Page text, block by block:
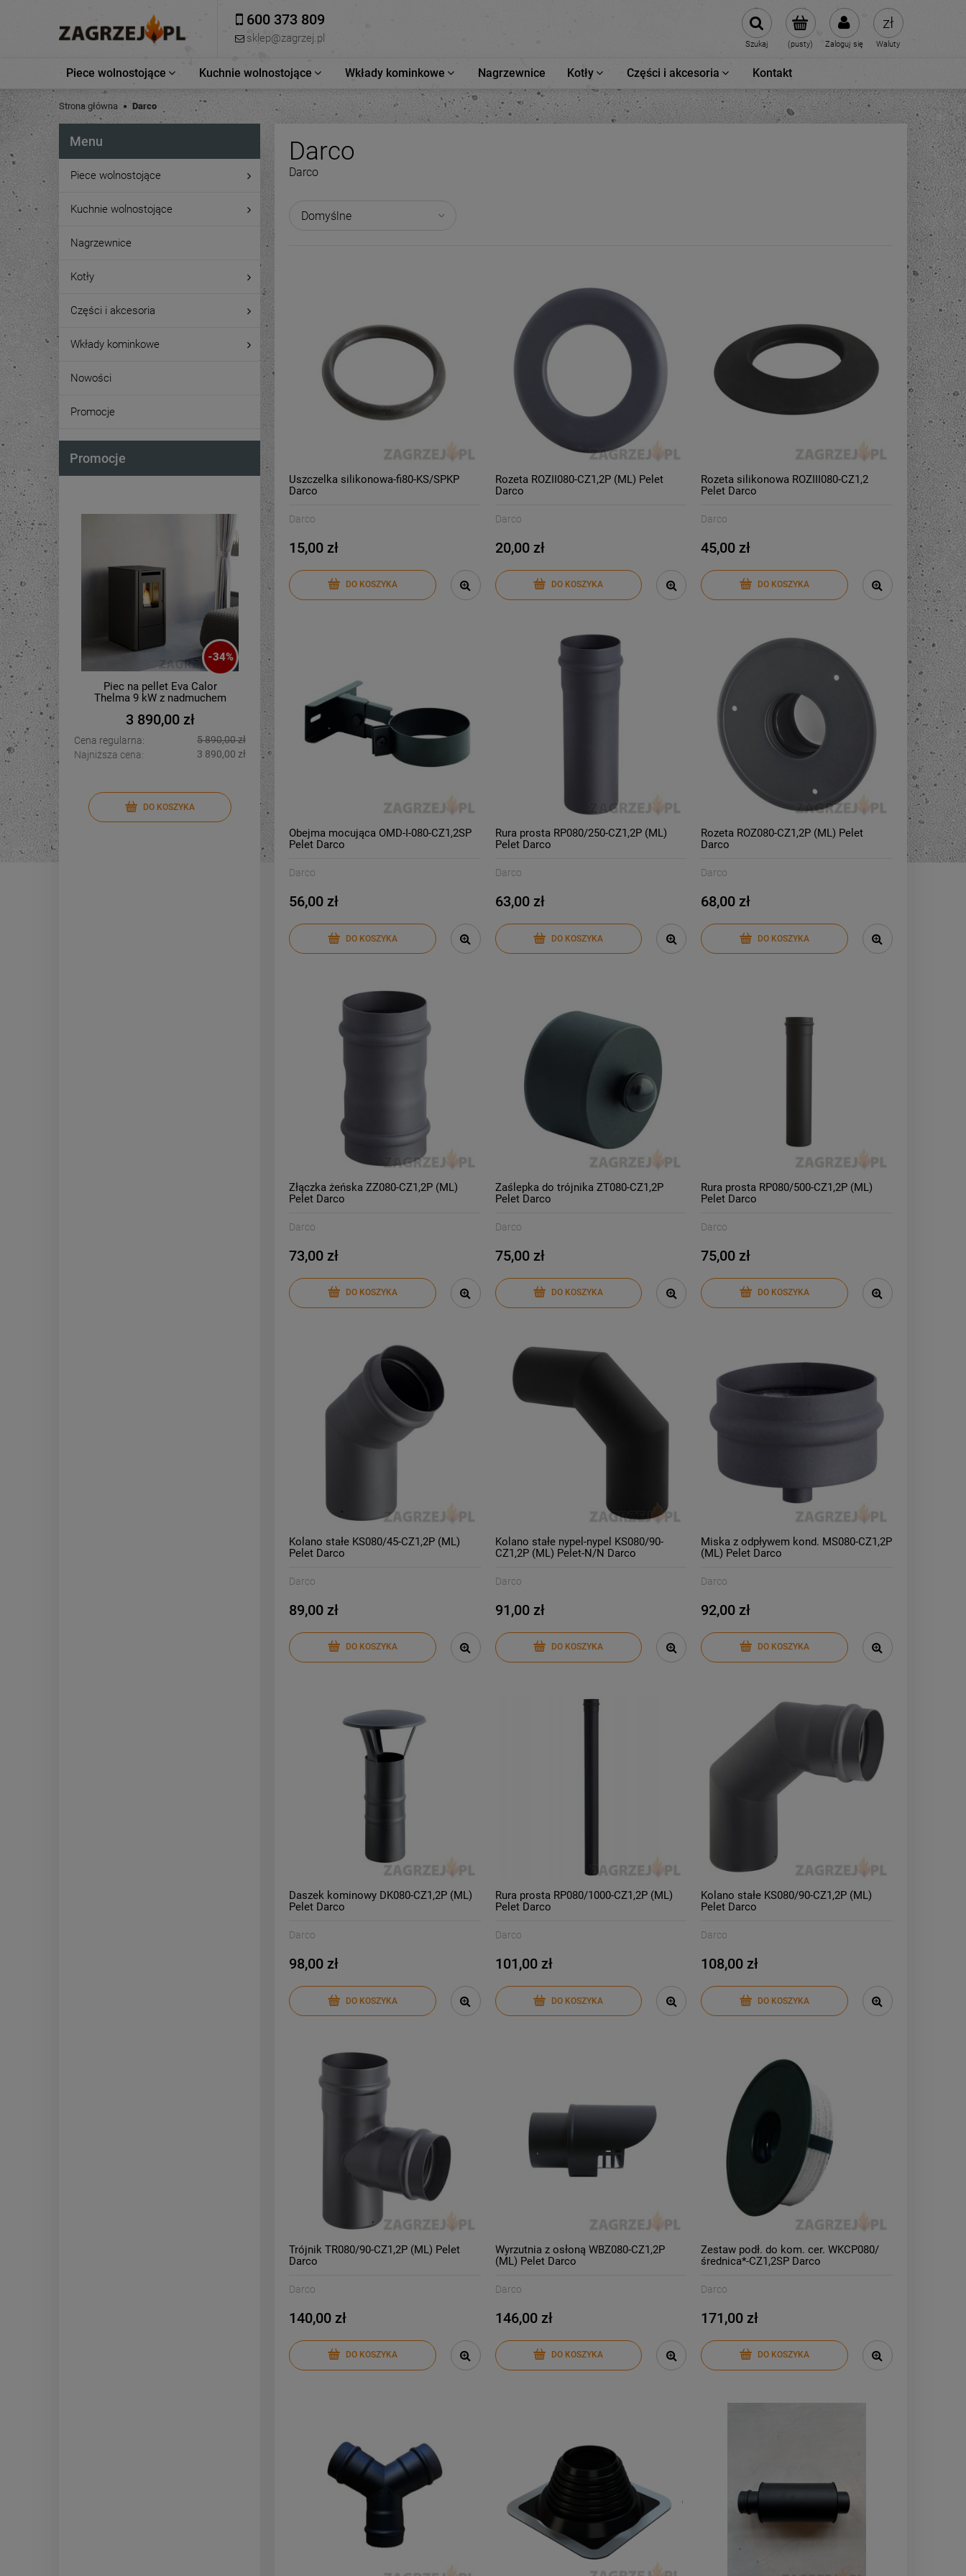
600 373 809
sklep@zagrzej.pl (pusty) Zaloguj się
Szukaj Waluty
Piece wolnostojące Kuchnie wolnostojące Wkłady kominkowe Nagrzewnice Kotły Części i akcesoria Kontakt
Strona główna Darco
Menu
Piece wolnostojące
Kuchnie wolnostojące
Nagrzewnice
Kotły
Części i akcesoria
Wkłady kominkowe
Nowości
Promocje
Promocje
-34%
Piec na pellet Eva Calor
Thelma 9 kW z nadmuchem
3 890,00 zł
Cena regularna:
5 890,00 zł
Najniższa cena:
3 890,00 zł
DO KOSZYKA
Piec na pellet Eva Calor Viola
11 kW
9 390,00 zł
Cena regularna:
12 390,00 zł
DO KOSZYKA
40
Piec na pellet Eva Calor
DO KOSZYKA
%
Piec na pellet Eva Calor Alina
9 990,00 zł
Cena regularna:
14 990,00 zł
Najniższa cena:
8 990,00 zł
DO KOSZYKA
Darco
Darco
Uszczelka silikonowa-fi80-KS/SPKP
Darco
Darco
15,00 zł
DO KOSZYKA
Rozeta ROZII080-CZ1,2P (ML) Pelet
Darco
Darco
20,00 zł
DO KOSZYKA
Rozeta silikonowa ROZIII080-CZ1,2
Pelet Darco
Darco
45,00 zł
DO KOSZYKA
Obejma mocująca OMD-I-080-CZ1,2SP
Pelet Darco
Darco
56,00 zł
DO KOSZYKA
Rura prosta RP080/250-CZ1,2P (ML)
Pelet Darco
Darco
63,00 zł
DO KOSZYKA
Rozeta ROZ080-CZ1,2P (ML) Pelet
Darco
Darco
68,00 zł
DO KOSZYKA
Złączka żeńska ZZ080-CZ1,2P (ML)
Pelet Darco
Darco
73,00 zł
DO KOSZYKA
Zaślepka do trójnika ZT080-CZ1,2P
Pelet Darco
Darco
75,00 zł
DO KOSZYKA
Rura prosta RP080/500-CZ1,2P (ML)
Pelet Darco
Darco
75,00 zł
DO KOSZYKA
Kolano stałe KS080/45-CZ1,2P (ML)
Pelet Darco
Darco
89,00 zł
DO KOSZYKA
Kolano stałe nypel-nypel KS080/90-
CZ1,2P (ML) Pelet-N/N Darco
Darco
91,00 zł
DO KOSZYKA
Miska z odpływem kond. MS080-CZ1,2P
(ML) Pelet Darco
Darco
92,00 zł
DO KOSZYKA
Daszek kominowy DK080-CZ1,2P (ML)
Pelet Darco
Darco
98,00 zł
DO KOSZYKA
Rura prosta RP080/1000-CZ1,2P (ML)
Pelet Darco
Darco
101,00 zł
DO KOSZYKA
Kolano stałe KS080/90-CZ1,2P (ML)
Pelet Darco
Darco
108,00 zł
DO KOSZYKA
Trójnik TR080/90-CZ1,2P (ML) Pelet
Darco
Darco
140,00 zł
DO KOSZYKA
Wyrzutnia z osłoną WBZ080-CZ1,2P
(ML) Pelet Darco
Darco
146,00 zł
DO KOSZYKA
Zestaw podł. do kom. cer. WKCP080/
średnica*-CZ1,2SP Darco
Darco
171,00 zł
DO KOSZYKA